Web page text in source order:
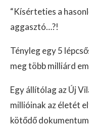
“Kísérteties a
aggasztó…?!
Tényleg egy 5
meg több milliárd
Egy állítólag az Új
millióinak az életét
kötődő